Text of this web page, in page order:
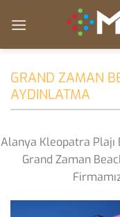
GRAND ZAMAN
AYDINLATMA
Alanya Kleopatra Plajı
Grand Zaman